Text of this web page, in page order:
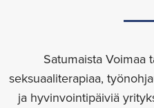
Satumaista Voimaa
seksuaaliterapiaa,
ja hyvinvointipäiviä